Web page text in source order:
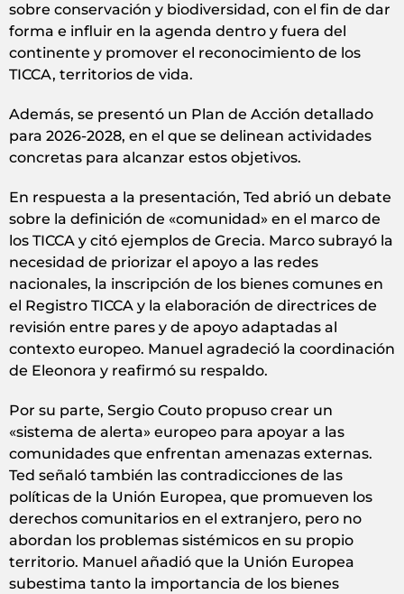
sobre conservación y biodiversidad, con el fin de dar
forma e influir en la agenda dentro y fuera del
continente y promover el reconocimiento de los
TICCA, territorios de vida.
Además, se presentó un Plan de Acción detallado
para 2026-2028, en el que se delinean actividades
concretas para alcanzar estos objetivos.
En respuesta a la presentación, Ted abrió un debate
sobre la definición de «comunidad» en el marco de
los TICCA y citó ejemplos de Grecia. Marco subrayó la
necesidad de priorizar el apoyo a las redes
nacionales, la inscripción de los bienes comunes en
el Registro TICCA y la elaboración de directrices de
revisión entre pares y de apoyo adaptadas al
contexto europeo. Manuel agradeció la coordinación
de Eleonora y reafirmó su respaldo.
Por su parte, Sergio Couto propuso crear un
«sistema de alerta» europeo para apoyar a las
comunidades que enfrentan amenazas externas.
Ted señaló también las contradicciones de las
políticas de la Unión Europea, que promueven los
derechos comunitarios en el extranjero, pero no
abordan los problemas sistémicos en su propio
territorio. Manuel añadió que la Unión Europea
subestima tanto la importancia de los bienes